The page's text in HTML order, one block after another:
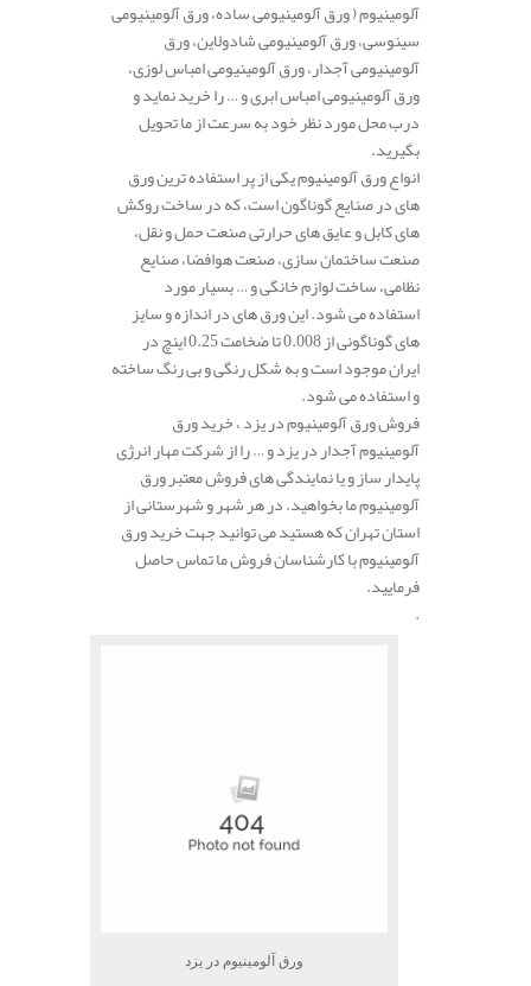
آلومینیوم ( ورق آلومینیومی ساده، ورق آلومینیومی
سینوسی، ورق آلومینیومی شادولاین، ورق
آلومینیومی آجدار، ورق آلومینیومی امباس لوزی،
ورق آلومینیومی امباس ابری و … را خرید نماید و
درب محل مورد نظر خود به سرعت از ما تحویل
بگیرید.
انواع ورق آلومینیوم یکی از پر استفاده ترین ورق
های در صنایع گوناگون است، که در ساخت روکش
های کابل و عایق های حرارتی صنعت حمل و نقل،
صنعت ساختمان سازی، صنعت هوافضا، صنایع
نظامی، ساخت لوازم خانگی و … بسیار مورد
استفاده می شود. این ورق های در اندازه و سایز
های گوناگونی از 0.008 تا ضخامت 0.25 اینچ در
ایران موجود است و به شکل رنگی و بی رنگ ساخته
و استفاده می شود.
فروش ورق آلومینیوم در یزد ، خرید ورق
آلومینیوم آجدار در یزد و … را از شرکت مهار انرژی
پایدار ساز و یا نمایندگی های فروش معتبر ورق
آلومینیوم ما بخواهید. در هر شهر و شهرستانی از
استان تهران که هستید می توانید جهت خرید ورق
آلومینیوم با کارشناسان فروش ما تماس حاصل
فرمایید.
.
ورق آلومینیوم در یزد